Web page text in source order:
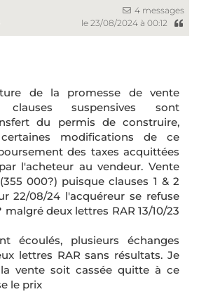
4 messages
le 23/08/2024 à 00:12
de la promesse de vente
suspensives sont
du permis de construire,
modifications de ce
des taxes acquittées
l'acheteur au vendeur. Vente
000?) puisque clauses 1 & 2
22/08/24 l'acquéreur se refuse
malgré deux lettres RAR 13/10/23
écoulés, plusieurs échanges
lettres RAR sans résultats. Je
vente soit cassée quitte à ce
le prix